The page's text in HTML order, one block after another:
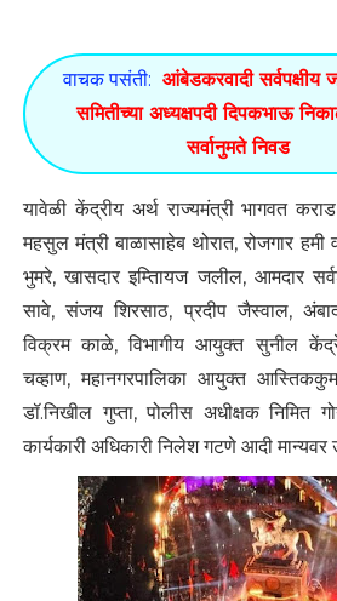
वाचक पसंती: आंबेडकरवादी सर्वपक्षीय
समितीच्या अध्यक्षपदी दिपकभाऊ
सर्वानुमते निवड
यावेळी केंद्रीय अर्थ राज्यमंत्री भागवत
महसुल मंत्री बाळासाहेब थोरात, रोजगार हमी
भुमरे, खासदार इम्तिायज जलील, आमदार
सावे, संजय शिरसाठ, प्रदीप जैस्वाल,
विक्रम काळे, विभागीय आयुक्त सुनील
चव्हाण, महानगरपालिका आयुक्त
डॉ.निखील गुप्ता, पोलीस अधीक्षक निमित
कार्यकारी अधिकारी निलेश गटणे आदी मान्यवर